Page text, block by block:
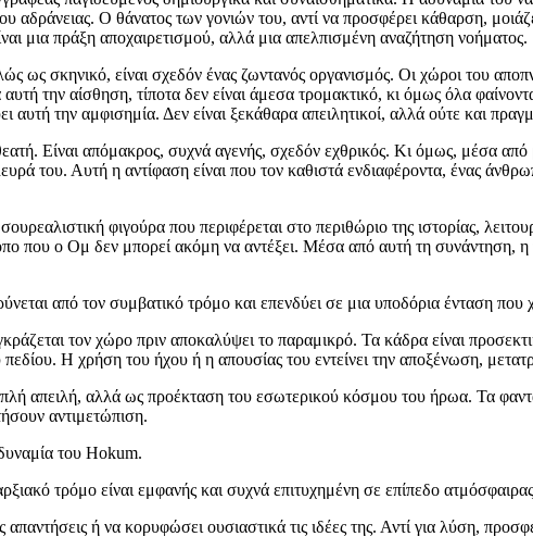
αδράνειας. Ο θάνατος των γονιών του, αντί να προσφέρει κάθαρση,
μια πράξη αποχαιρετισμού, αλλά μια απελπισμένη αναζήτηση νοήματος.
ως σκηνικό, είναι σχεδόν ένας ζωντανός οργανισμός. Οι χώροι του
την αίσθηση, τίποτα δεν είναι άμεσα τρομακτικό, κι όμως όλα
αυτή την αμφισημία. Δεν είναι ξεκάθαρα απειλητικοί, αλλά ούτε και
Είναι απόμακρος, συχνά αγενής, σχεδόν εχθρικός. Κι όμως, μέσα
του. Αυτή η αντίφαση είναι που τον καθιστά ενδιαφέροντα, ένας
φιγούρα που περιφέρεται στο περιθώριο της ιστορίας,
που ο Ομ δεν μπορεί ακόμη να αντέξει. Μέσα από αυτή τη συνάντηση, η
από τον συμβατικό τρόμο και επενδύει σε μια υποδόρια ένταση που
τον χώρο πριν αποκαλύψει το παραμικρό. Τα κάδρα είναι
Η χρήση του ήχου ή η απουσίας του εντείνει την αποξένωση,
απειλή, αλλά ως προέκταση του εσωτερικού κόσμου του ήρωα. Τα
αντιμετώπιση.
του Hokum.
τρόμο είναι εμφανής και συχνά επιτυχημένη σε επίπεδο
ή να κορυφώσει ουσιαστικά τις ιδέες της. Αντί για λύση,